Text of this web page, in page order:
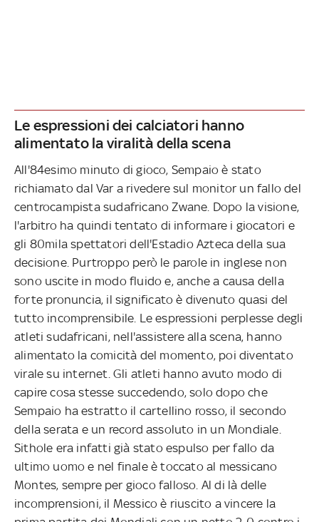
Le espressioni dei calciatori hanno
alimentato la viralità della scena
All'84esimo minuto di gioco, Sempaio è stato
richiamato dal Var a rivedere sul monitor un fallo del
centrocampista sudafricano Zwane. Dopo la visione,
l'arbitro ha quindi tentato di informare i giocatori e
gli 80mila spettatori dell'Estadio Azteca della sua
decisione. Purtroppo però le parole in inglese non
sono uscite in modo fluido e, anche a causa della
forte pronuncia, il significato è divenuto quasi del
tutto incomprensibile. Le espressioni perplesse degli
atleti sudafricani, nell'assistere alla scena, hanno
alimentato la comicità del momento, poi diventato
virale su internet. Gli atleti hanno avuto modo di
capire cosa stesse succedendo, solo dopo che
Sempaio ha estratto il cartellino rosso, il secondo
della serata e un record assoluto in un Mondiale.
Sithole era infatti già stato espulso per fallo da
ultimo uomo e nel finale è toccato al messicano
Montes, sempre per gioco falloso. Al di là delle
incomprensioni, il Messico è riuscito a vincere la